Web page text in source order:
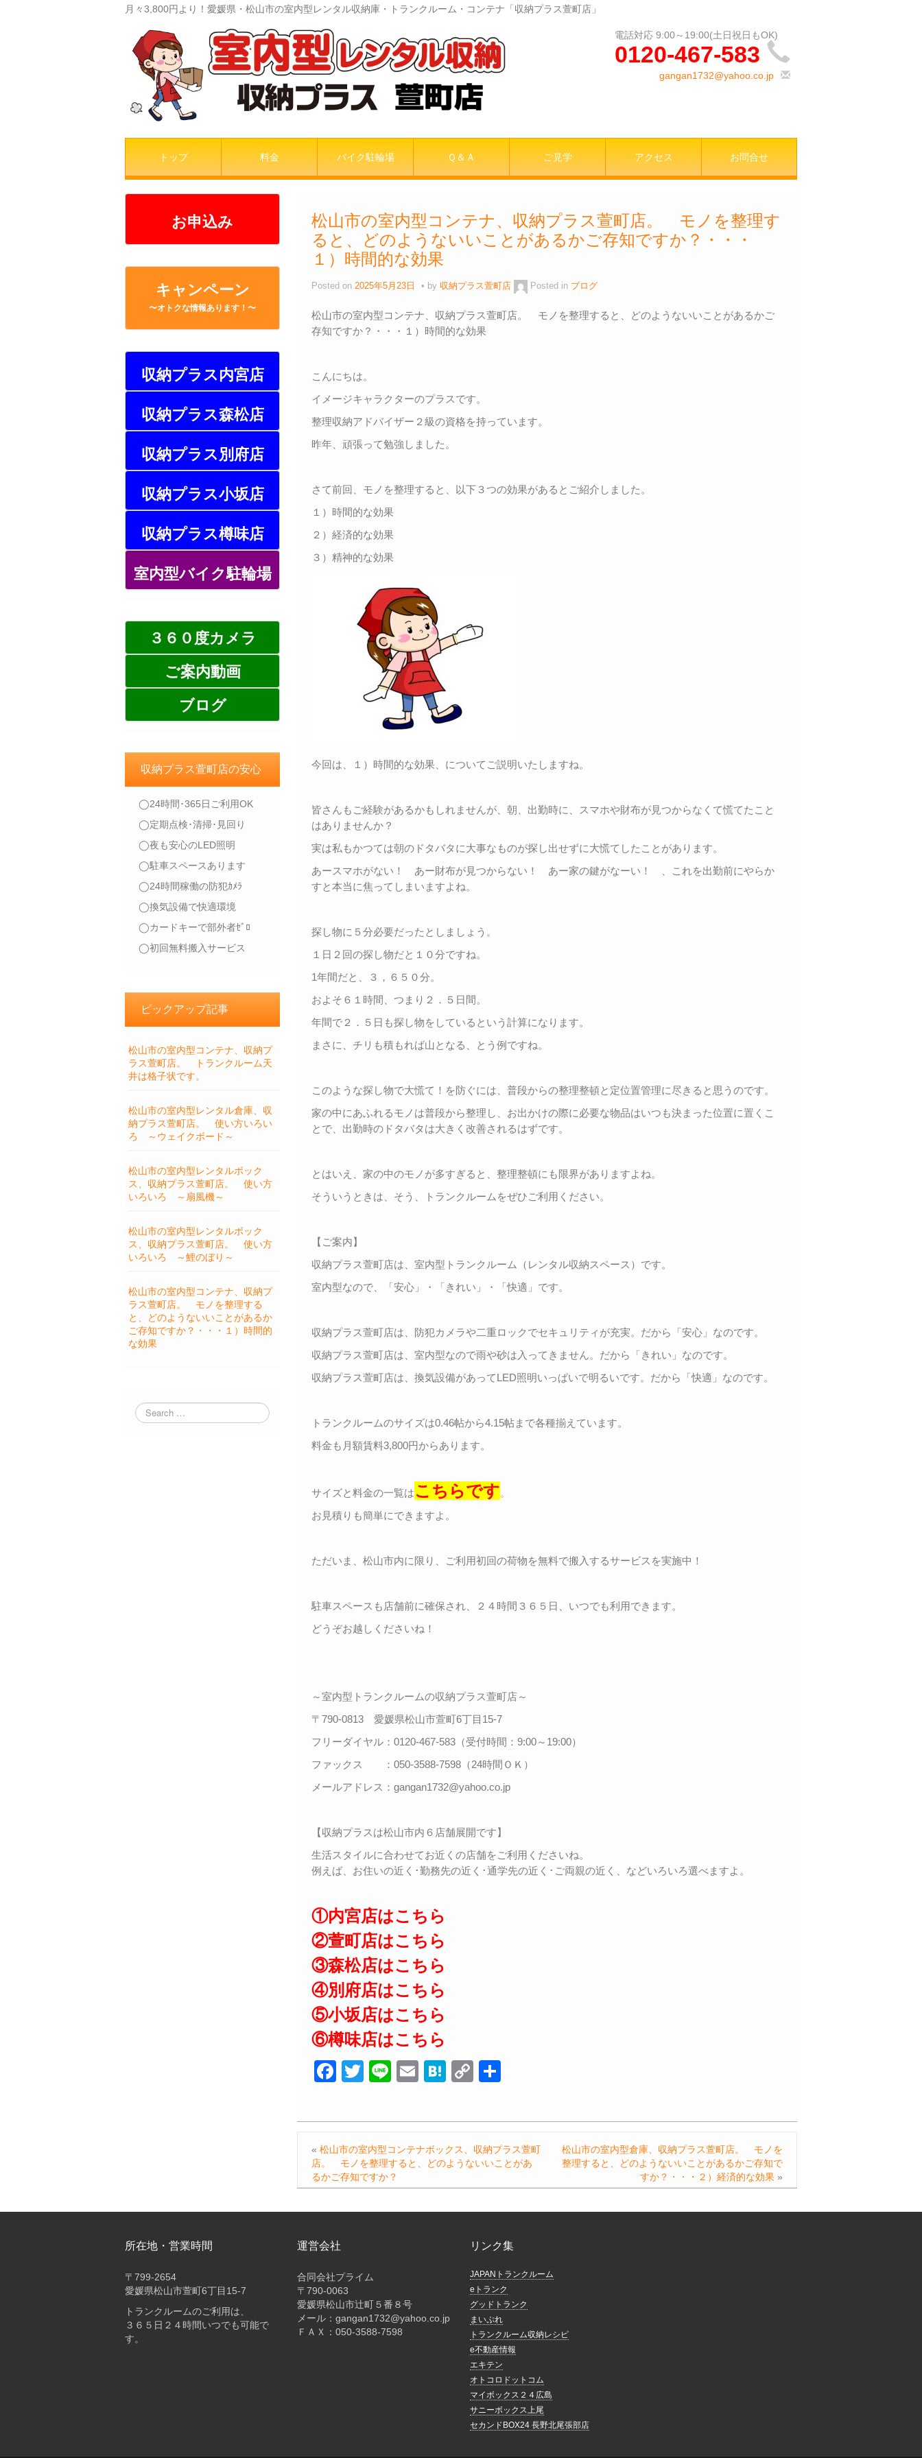
月々3,800円より！愛媛県・松山市の室内型レンタル収納庫・トランクルーム・コンテナ「収納プラス萱町店」
0120-467-583
gangan1732@yahoo.co.jp
トップ 料金 バイク駐輪場 Ｑ＆Ａ ご見学 アクセス お問合せ
お申込み
キャンペーン
〜オトクな情報あります！〜
収納プラス内宮店
収納プラス森松店
収納プラス別府店
収納プラス小坂店
収納プラス樽味店
室内型バイク駐輪場
３６０度カメラ
ご案内動画
ブログ
収納プラス萱町店の安心
◯24時間･365日ご利用OK
◯定期点検･清掃･見回り
◯夜も安心のLED照明
◯駐車スペースあります
◯24時間稼働の防犯ｶﾒﾗ
◯換気設備で快適環境
◯カードキーで部外者ｾﾞﾛ
◯初回無料搬入サービス
ピックアップ記事
松山市の室内型コンテナ、収納プ
ラス萱町店。 トランクルーム天
井は格子状です。
松山市の室内型レンタル倉庫、収
納プラス萱町店。 使い方いろい
ろ ～ウェイクボード～
松山市の室内型レンタルボック
ス、収納プラス萱町店。 使い方
いろいろ ～扇風機～
松山市の室内型レンタルボック
ス、収納プラス萱町店。 使い方
いろいろ ～鯉のぼり～
松山市の室内型コンテナ、収納プ
ラス萱町店。 モノを整理する
と、どのようないいことがあるか
ご存知ですか？・・・１）時間的
な効果
松山市の室内型コンテナ、収納プラス萱町店。 モノを整理す
ると、どのようないいことがあるかご存知ですか？・・・
１）時間的な効果
Posted on2025年5月23日 by 収納プラス萱町店 Posted in ブログ
松山市の室内型コンテナ、収納プラス萱町店。 モノを整理すると、どのようないいことがあるかご
存知ですか？・・・１）時間的な効果
こんにちは。
イメージキャラクターのプラスです。
整理収納アドバイザー２級の資格を持っています。
昨年、頑張って勉強しました。
さて前回、モノを整理すると、以下３つの効果があるとご紹介しました。
１）時間的な効果
２）経済的な効果
３）精神的な効果
今回は、１）時間的な効果、についてご説明いたしますね。
皆さんもご経験があるかもしれませんが、朝、出勤時に、スマホや財布が見つからなくて慌てたこと
はありませんか？
実は私もかつては朝のドタバタに大事なものが探し出せずに大慌てしたことがあります。
あースマホがない！ あー財布が見つからない！ あー家の鍵がなーい！ 、これを出勤前にやらか
すと本当に焦ってしまいますよね。
探し物に５分必要だったとしましょう。
１日２回の探し物だと１０分ですね。
1年間だと、３，６５０分。
およそ６１時間、つまり２．５日間。
年間で２．５日も探し物をしているという計算になります。
まさに、チリも積もれば山となる、とう例ですね。
このような探し物で大慌て！を防ぐには、普段からの整理整頓と定位置管理に尽きると思うのです。
家の中にあふれるモノは普段から整理し、お出かけの際に必要な物品はいつも決まった位置に置くこ
とで、出勤時のドタバタは大きく改善されるはずです。
とはいえ、家の中のモノが多すぎると、整理整頓にも限界がありますよね。
そういうときは、そう、トランクルームをぜひご利用ください。
【ご案内】
収納プラス萱町店は、室内型トランクルーム（レンタル収納スペース）です。
室内型なので、「安心」・「きれい」・「快適」です。
収納プラス萱町店は、防犯カメラや二重ロックでセキュリティが充実。だから「安心」なのです。
収納プラス萱町店は、室内型なので雨や砂は入ってきません。だから「きれい」なのです。
収納プラス萱町店は、換気設備があってLED照明いっぱいで明るいです。だから「快適」なのです。
トランクルームのサイズは0.46帖から4.15帖まで各種揃えています。
料金も月額賃料3,800円からあります。
サイズと料金の一覧はこちらです。
お見積りも簡単にできますよ。
ただいま、松山市内に限り、ご利用初回の荷物を無料で搬入するサービスを実施中！
駐車スペースも店舗前に確保され、２４時間３６５日、いつでも利用できます。
どうぞお越しくださいね！
～室内型トランクルームの収納プラス萱町店～
〒790-0813 愛媛県松山市萱町6丁目15-7
フリーダイヤル：0120-467-583（受付時間：9:00～19:00）
ファックス ：050-3588-7598（24時間ＯＫ）
メールアドレス：gangan1732@yahoo.co.jp
【収納プラスは松山市内６店舗展開です】
生活スタイルに合わせてお近くの店舗をご利用くださいね。
例えば、お住いの近く･勤務先の近く･通学先の近く･ご両親の近く、などいろいろ選べますよ。
①内宮店はこちら
②萱町店はこちら
③森松店はこちら
④別府店はこちら
⑤小坂店はこちら
⑥樽味店はこちら
F
c
b
o
T
tt
Li
e
E
ail
H
e
a
C
p
Li
«松山市の室内型コンテナボックス、収納プラス萱町
店。 モノを整理すると、どのようないいことがあ
るかご存知ですか？
松山市の室内型倉庫、収納プラス萱町店。 モノを
整理すると、どのようないいことがあるかご存知で
すか？・・・２）経済的な効果»
所在地・営業時間
〒 799-2654
愛媛県松山市萱町6丁目15-7
トランクルームのご利用は、
３６５日２４時間いつでも可能で
す。
運営会社
合同会社プライム
〒790-0063
愛媛県松山市辻町５番８号
メール：gangan1732@yahoo.co.jp
ＦＡＸ：050-3588-7598
リンク集
JAPANトランクルーム
eトランク
グッドトランク
まいぷれ
トランクルーム収納レシピ
e不動産情報
エキテン
オトコロドットコム
マイボックス２４広島
サニーボックス上尾
セカンドBOX24 長野北尾張部店